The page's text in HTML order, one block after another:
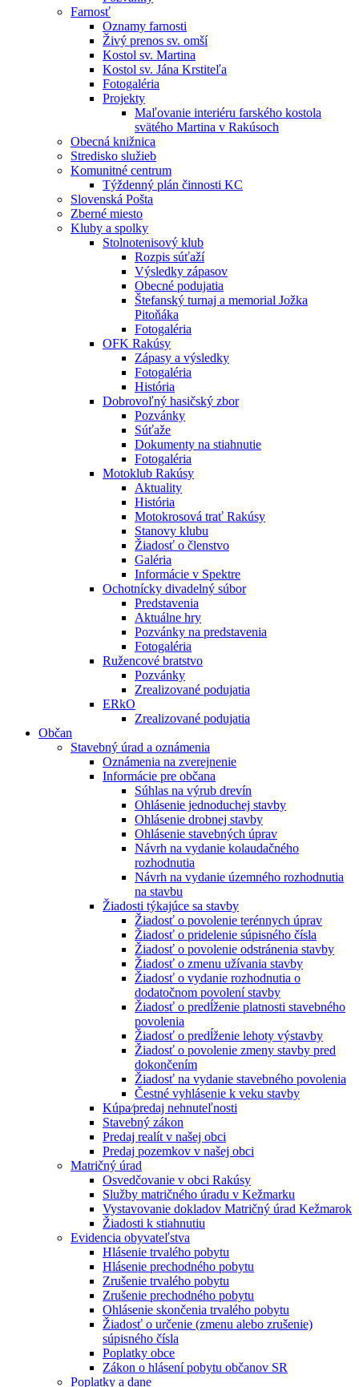
Farnosť
Oznamy farnosti
Živý prenos sv. omší
Kostol sv. Martina
Kostol sv. Jána Krstiteľa
Fotogaléria
Projekty
Maľovanie interiéru farského kostola
svätého Martina v Rakúsoch
Obecná knižnica
Stredisko služieb
Komunitné centrum
Týždenný plán činnosti KC
Slovenská Pošta
Zberné miesto
Kluby a spolky
Stolnotenisový klub
Rozpis súťaží
Výsledky zápasov
Obecné podujatia
Štefanský turnaj a memorial Jožka
Pitoňáka
Fotogaléria
OFK Rakúsy
Zápasy a výsledky
Fotogaléria
História
Dobrovoľný hasičský zbor
Pozvánky
Súťaže
Dokumenty na stiahnutie
Fotogaléria
Motoklub Rakúsy
Aktuality
História
Motokrosová trať Rakúsy
Stanovy klubu
Žiadosť o členstvo
Galéria
Informácie v Spektre
Ochotnícky divadelný súbor
Predstavenia
Aktuálne hry
Pozvánky na predstavenia
Fotogaléria
Ružencové bratstvo
Pozvánky
Zrealizované podujatia
ERkO
Zrealizované podujatia
Občan
Stavebný úrad a oznámenia
Oznámenia na zverejnenie
Informácie pre občana
Súhlas na výrub drevín
Ohlásenie jednoduchej stavby
Ohlásenie drobnej stavby
Ohlásenie stavebných úprav
Návrh na vydanie kolaudačného
rozhodnutia
Návrh na vydanie územného rozhodnutia
na stavbu
Žiadosti týkajúce sa stavby
Žiadosť o povolenie terénnych úprav
Žiadosť o pridelenie súpisného čísla
Žiadosť o povolenie odstránenia stavby
Žiadosť o zmenu užívania stavby
Žiadosť o vydanie rozhodnutia o
dodatočnom povolení stavby
Žiadosť o predĺženie platnosti stavebného
povolenia
Žiadosť o predĺženie lehoty výstavby
Žiadosť o povolenie zmeny stavby pred
dokončením
Žiadosť na vydanie stavebného povolenia
Čestné vyhlásenie k veku stavby
Kúpa⁄predaj nehnuteľnosti
Stavebný zákon
Predaj realít v našej obci
Predaj pozemkov v našej obci
Matričný úrad
Osvedčovanie v obci Rakúsy
Služby matričného úradu v Kežmarku
Vystavovanie dokladov Matričný úrad Kežmarok
Žiadosti k stiahnutiu
Evidencia obyvateľstva
Hlásenie trvalého pobytu
Hlásenie prechodného pobytu
Zrušenie trvalého pobytu
Zrušenie prechodného pobytu
Ohlásenie skončenia trvalého pobytu
Žiadosť o určenie (zmenu alebo zrušenie)
súpisného čísla
Poplatky obce
Zákon o hlásení pobytu občanov SR
Poplatky a dane